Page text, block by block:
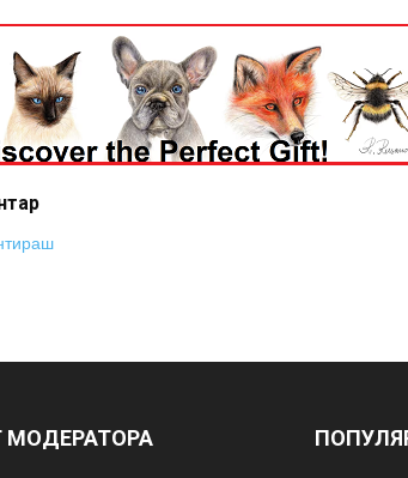
МОДЕРАТОРА